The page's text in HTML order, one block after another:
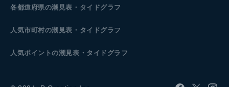
各都道府県の潮見表 ・タイドグラフ
人気市町村の潮見表・タイドグラフ
人気ポイントの潮見表・タイドグラフ